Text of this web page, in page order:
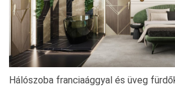
Hálószoba franciaággyal és üveg